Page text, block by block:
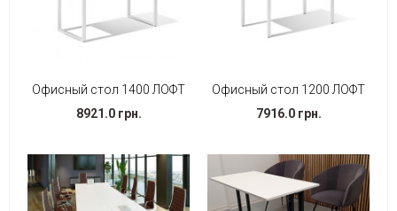
Офисный стол 1400 ЛОФТ
8921.0 грн.
Офисный стол 1200 ЛОФТ
7916.0 грн.